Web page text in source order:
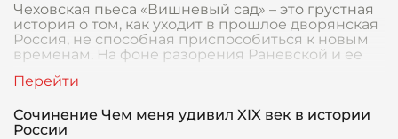
Чеховская пьеса «Вишневый сад» – это грустная
история о том, как уходит в прошлое дворянская
Россия, не способная приспособиться к новым
временам. На фоне разорения Раневской и ее
Сочинение Чем меня удивил XIX век в истории
России